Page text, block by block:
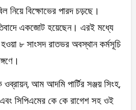
একজোট হয়েছেন। এরই মধ্যে
৮ সাংসদ রাতভর অবস্থান কর্মসূচি
আম আদমি পার্টির সঞ্জয় সিংহ,
সিপিএমের কে কে রাগেশ সহ ওই